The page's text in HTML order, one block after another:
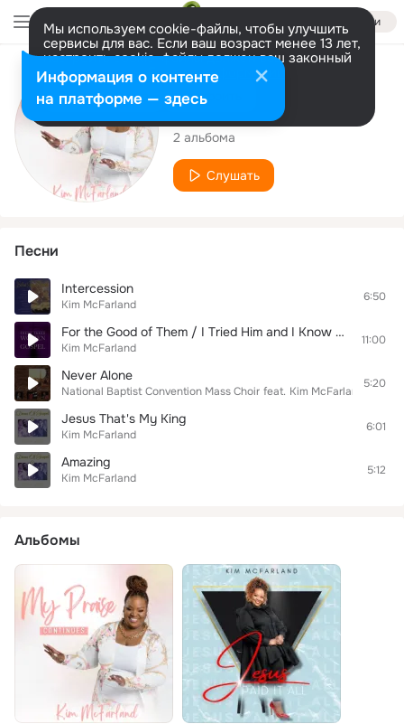
Войти
Мы используем cookie-файлы, чтобы улучшить
сервисы для вас. Если ваш возраст менее 13 лет,
настроить cookie-файлы должен ваш законный
представитель. Больше информации
Разрешить все Настроить
Исполнитель
Kim McFarland
2 альбома
Слушать
Песни
Intercession
Kim McFarland
6:50
For the Good of Them / I Tried Him and I Know Him / We Are One / In My Name
Kim McFarland
11:00
Never Alone
National Baptist Convention Mass Choir feat. Kim McFarland
5:20
Jesus That's My King
Kim McFarland
6:01
Amazing
Kim McFarland
5:12
Альбомы
Информация о контенте
на платформе — здесь